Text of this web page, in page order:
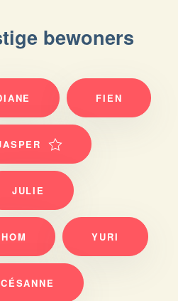
bewoners
FIEN
JULIE
YURI
CÉSANNE